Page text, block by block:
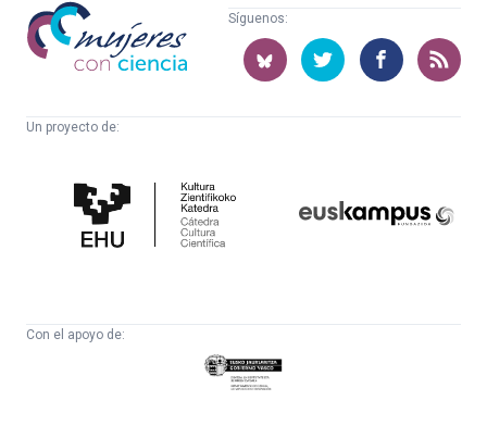
Mujeres
con
ciencia
Síguenos:
Un proyecto de:
Cultura
Científica
Con el apoyo de:
Eusko
Jaurlaritza